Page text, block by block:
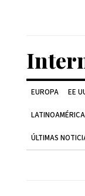
EUROPA EE
LATINOAMÉRICA
ÚLTIMAS